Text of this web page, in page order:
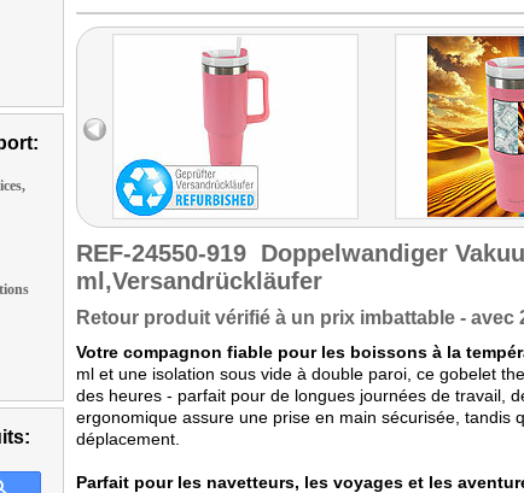
REF-24550-919 Doppelwandiger
ml,Versandrückläufer
Retour produit vérifié à un prix imbattable - avec
Votre compagnon fiable pour les boissons à la
ml et une isolation sous vide à double paroi, ce gobelet
des heures - parfait pour de longues journées de travail,
ergonomique assure une prise en main sécurisée, tandis
déplacement.
Parfait pour les navetteurs, les voyages et les